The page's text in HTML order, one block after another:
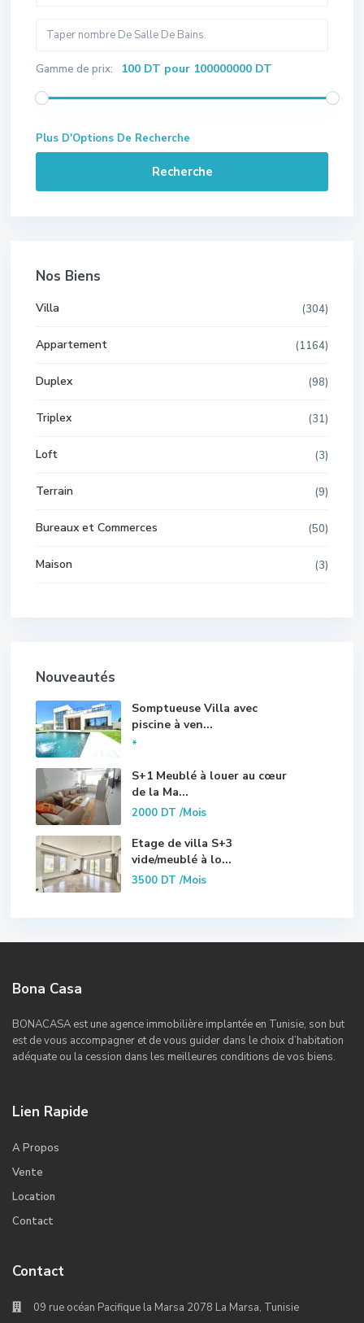
Gamme de prix: 100 DT pour 100000000 DT
Plus D'Options De Recherche
Recherche
Nos Biens
Villa (304)
Appartement (1164)
Duplex (98)
Triplex (31)
Loft (3)
Terrain (9)
Bureaux et Commerces (50)
Maison (3)
Nouveautés
Somptueuse Villa avec
piscine à ven...
*
S+1 Meublé à louer au cœur
de la Ma...
2000 DT/Mois
Etage de villa S+3
vide/meublé à lo...
3500 DT/Mois
Bona Casa
BONACASA est une agence immobilière implantée en Tunisie, son but
est de vous accompagner et de vous guider dans le choix d’habitation
adéquate ou la cession dans les meilleures conditions de vos biens.
Lien Rapide
A Propos
Vente
Location
Contact
Contact
09 rue océan Pacifique la Marsa 2078 La Marsa, Tunisie